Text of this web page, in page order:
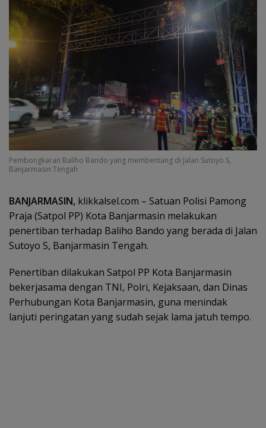
Pembongkaran Baliho Bando yang membentang di Jalan Sutoyo S,
Banjarmasin Tengah
BANJARMASIN, klikkalsel.com – Satuan Polisi Pamong
Praja (Satpol PP) Kota Banjarmasin melakukan
penertiban terhadap Baliho Bando yang berada di Jalan
Sutoyo S, Banjarmasin Tengah.
Penertiban dilakukan Satpol PP Kota Banjarmasin
bekerjasama dengan TNI, Polri, Kejaksaan, dan Dinas
Perhubungan Kota Banjarmasin, guna menindak
lanjuti peringatan yang sudah sejak lama jatuh tempo.